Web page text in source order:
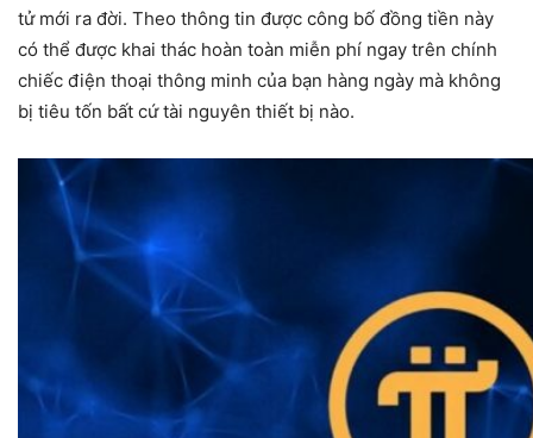
tử mới ra đời. Theo thông tin được công bố đồng tiền này
có thể được khai thác hoàn toàn miễn phí ngay trên chính
chiếc điện thoại thông minh của bạn hàng ngày mà không
bị tiêu tốn bất cứ tài nguyên thiết bị nào.